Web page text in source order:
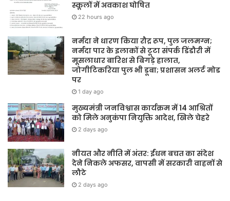
स्कूलों में अवकाश घोषित
22 hours ago
नर्मदा ने धारण किया रौद्र रूप, पुल जलमग्न;
नर्मदा पार के इलाकों से टूटा संपर्क डिंडौरी में
मूसलाधार बारिश से बिगड़े हालात,
जोगीटिकरिया पुल भी डूबा; प्रशासन अलर्ट मोड
पर
1 day ago
मुख्यमंत्री जनविश्वास कार्यक्रम में 14 आश्रितों
को मिले अनुकंपा नियुक्ति आदेश, खिले चेहरे
2 days ago
नीयत और नीति में अंतर: ईंधन बचत का संदेश
देने निकले अफसर, वापसी में सरकारी वाहनों से
लौटे
2 days ago